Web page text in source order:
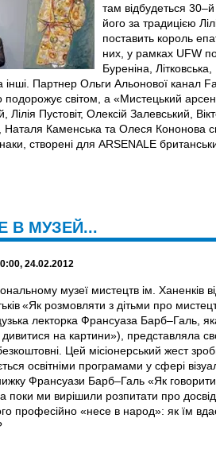
там відбудеться
його за традицією
поставить король
них, у рамках UFW
Буреніна,
інші. Партнер Ольги Альонової канал
подорожує світом, а «Мистецький
Лілія Пустовіт, Олексій Залевський,
Каменська та Олеся Кононова
створені для ARSENALЕ
В МУЗЕЙ...
24.02.2012
музеї мистецтв ім. Ханенків
«Як розмовляти з дітьми про
лекторка Франсуаза Барб–Галь,
дивитися на картини»), представляла
Цей місіонерський жест
освітніми програмами у сфері
Франсуази Барб–Галь «Як
а поки ми вирішили розпитати про
професійно «несе в народ»: як їм